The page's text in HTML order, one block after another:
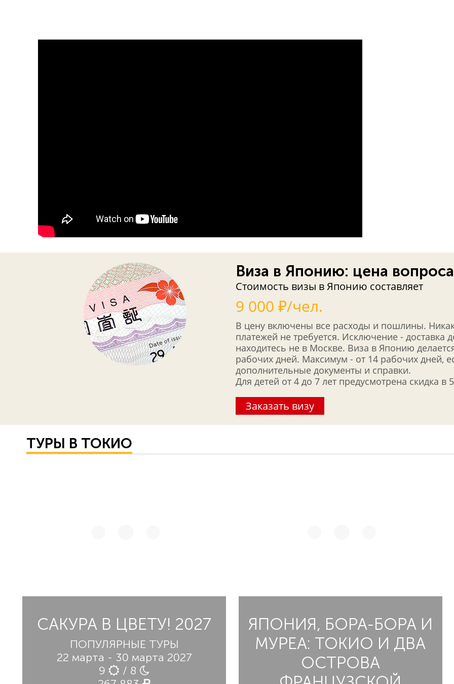
Виза в Японию: цена
Стоимость визы в Японию составляет
9 000 ₽/чел.
В цену включены все расходы и пошлины.
платежей не требуется. Исключение - доставка
находитесь не в Москве. Виза в Японию
рабочих дней. Максимум - от 14 рабочих дней,
дополнительные документы и справки.
Для детей от 4 до 7 лет предусмотрена скидка в
Заказать визу
ТУРЫ В ТОКИО
САКУРА В ЦВЕТУ! 2027
ПОПУЛЯРНЫЕ ТУРЫ
22 марта - 30 марта 2027
9
/ 8
ЯПОНИЯ, БОРА-БОРА И
МУРЕА: ТОКИО И ДВА
ОСТРОВА